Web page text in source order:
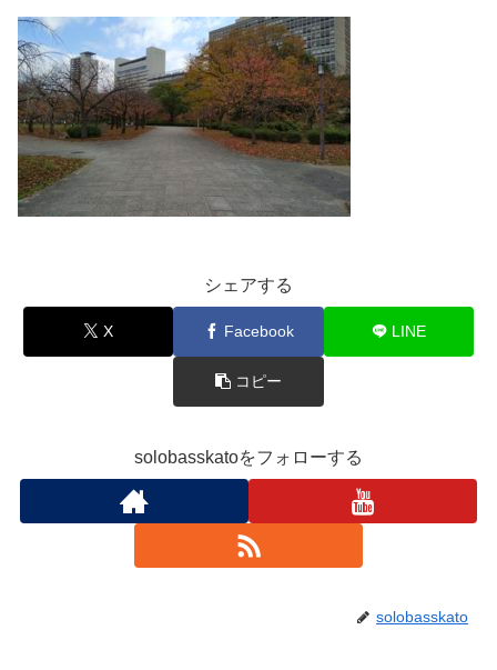
シェアする
X Facebook LINE
コピー
solobasskatoをフォローする
solobasskato